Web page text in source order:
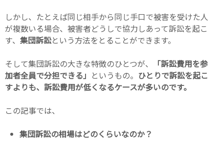
しかし、たとえば同じ相手から同じ手口で被害を受けた人
が複数いる場合、被害者どうしで協力しあって訴訟を起こ
す、 集団訴訟という方法をとることができます。
そして集団訴訟の大きな特徴のひとつが、
「訴訟費用を参
加者全員で分担できる」 というもの。 ひとりで訴訟を起こ
すよりも、訴訟費用が低くなるケースが多いのです。
この記事では、
集団訴訟の相場はどのくらいなのか？